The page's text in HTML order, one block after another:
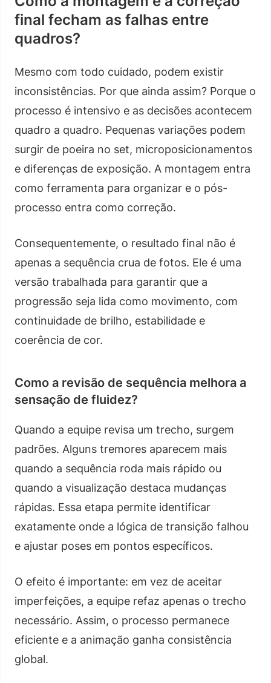
final fecham as falhas entre
quadros?
Mesmo com todo cuidado, podem existir
inconsistências. Por que ainda assim? Porque o
processo é intensivo e as decisões acontecem
quadro a quadro. Pequenas variações podem
surgir de poeira no set, microposicionamentos
e diferenças de exposição. A montagem entra
como ferramenta para organizar e o pós-
processo entra como correção.
Consequentemente, o resultado final não é
apenas a sequência crua de fotos. Ele é uma
versão trabalhada para garantir que a
progressão seja lida como movimento, com
continuidade de brilho, estabilidade e
coerência de cor.
Como a revisão de sequência melhora a
sensação de fluidez?
Quando a equipe revisa um trecho, surgem
padrões. Alguns tremores aparecem mais
quando a sequência roda mais rápido ou
quando a visualização destaca mudanças
rápidas. Essa etapa permite identificar
exatamente onde a lógica de transição falhou
e ajustar poses em pontos específicos.
O efeito é importante: em vez de aceitar
imperfeições, a equipe refaz apenas o trecho
necessário. Assim, o processo permanece
eficiente e a animação ganha consistência
global.